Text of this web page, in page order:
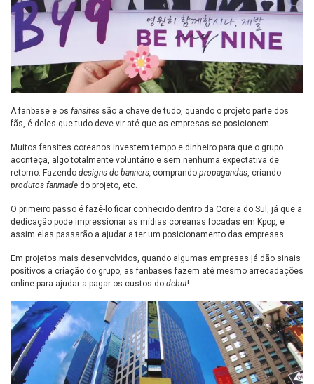
A fanbase e os fansites são a chave de tudo, quando o projeto parte dos
fãs, é deles que tudo deve vir até que as empresas se posicionem.
Muitos fansites coreanos investem tempo e dinheiro para que o grupo
aconteça, algo totalmente voluntário e sem nenhuma expectativa de
retorno. Fazendo designs de banners, comprando propagandas, criando
produtos fanmade do projeto, etc.
O primeiro passo é fazê-lo ficar conhecido dentro da Coreia do Sul, já que a
dedicação pode impressionar as mídias coreanas focadas em Kpop, e
assim elas passarão a ajudar a ter um posicionamento das empresas.
Em projetos mais desenvolvidos, quando algumas empresas já dão sinais
positivos a criação do grupo, as fanbases fazem até mesmo arrecadações
online para ajudar a pagar os custos do debut!